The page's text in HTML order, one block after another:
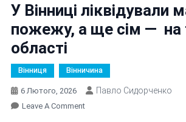
У Вінниці ліквідували
пожежу, а ще сім — на
області
Вінниця Вінничина
6 Лютого, 2026 Павло Сидорченко
Leave A CommentOn